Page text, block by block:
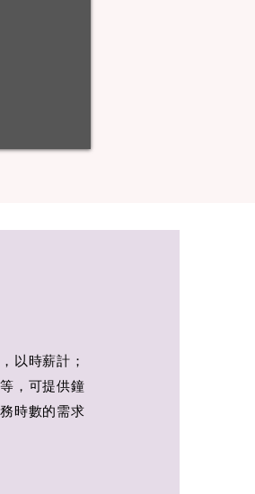
以時薪計；
，可提供鐘
時數的需求